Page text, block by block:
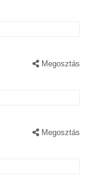
Megosztás
Megosztás